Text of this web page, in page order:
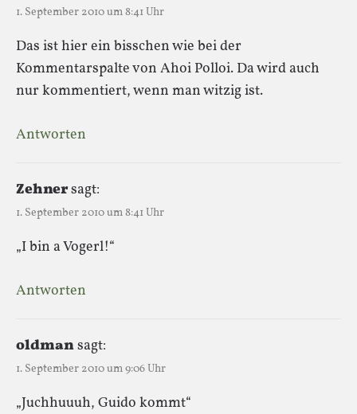
1. September 2010 um 8:41 Uhr
Das ist hier ein bisschen wie bei der
Kommentarspalte von Ahoi Polloi. Da wird auch
nur kommentiert, wenn man witzig ist.
Antworten
Zehnersagt:
1. September 2010 um 8:41 Uhr
„I bin a Vogerl!“
Antworten
oldmansagt:
1. September 2010 um 9:06 Uhr
„Juchhuuuh, Guido kommt“